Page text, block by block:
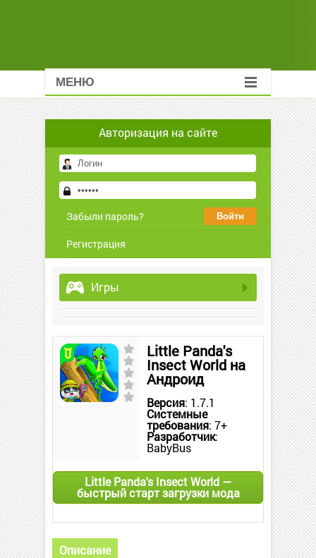
МЕНЮ
Авторизация на сайте
Забыли пароль?
Регистрация
Игры
Little Panda's
Insect World на
Андроид
Версия: 1.7.1
Системные
требования: 7+
Разработчик:
BabyBus
Little Panda's Insect World —
быстрый старт загрузки мода
Описание